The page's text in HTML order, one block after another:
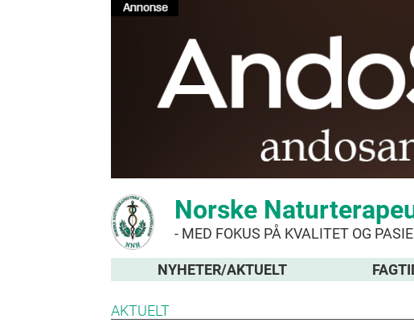
Norske
- MED FOKUS PÅ KVALITET OG
NYHETER/AKTUELT
AKTUELT